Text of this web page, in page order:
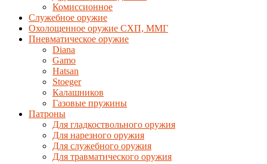
Комиссионное
Служебное оружие
Охолощенное оружие СХП, ММГ
Пневматическое оружие
Diana
Gamo
Hatsan
Stoeger
Калашников
Газовые пружины
Патроны
Для гладкоствольного оружия
Для нарезного оружия
Для служебного оружия
Для травматического оружия